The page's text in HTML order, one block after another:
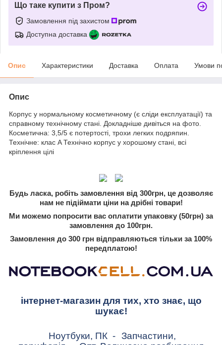
Що таке купити з Пром?
Замовлення під захистом
Доступна доставка
Опис Характеристики Доставка Оплата Умови
Опис
Корпус у нормальному косметичному (є сліди експлуатації) та
справному технічному стані. Докладніше дивіться на фото.
Косметична: 3,5/5 є потертості, трохи легких подряпин.
Технічне: клас A Технічно корпус у хорошому стані, всі
кріплення цілі
Будь ласка, робіть замовлення від 300грн, це дозволяє
нам не підіймати ціни на дрібні товари!
Ми можемо попросити вас оплатити упаковку (50грн) за
замовлення до 100грн.
Замовлення до 300 грн відправляються тільки за 100%
передплатою!
інтернет-магазин для тих, хто знає, що
шукає!
Ноутбуки, ПК - Запчастини,